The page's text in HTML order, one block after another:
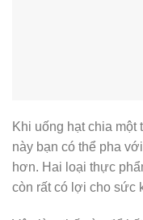
Khi uống hạt chia
này bạn có thể pha
hơn. Hai loại thực
còn rất có lợi cho sức